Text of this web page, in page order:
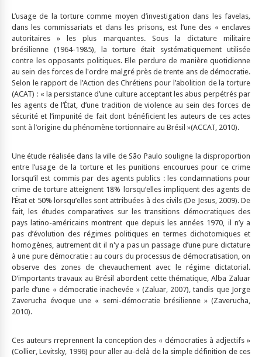
L’usage de la torture comme moyen d’investigation dans les favelas,
dans les commissariats et dans les prisons, est l’une des « enclaves
autoritaires » les plus marquantes. Sous la dictature militaire
brésilienne (1964-1985), la torture était systématiquement utilisée
contre les opposants politiques. Elle perdure de manière quotidienne
au sein des forces de l'ordre malgré près de trente ans de démocratie.
Selon le rapport de l’Action des Chrétiens pour l’abolition de la torture
(ACAT) : « la persistance d’une culture acceptant les abus perpétrés par
les agents de l’État, d’une tradition de violence au sein des forces de
sécurité et l’impunité de fait dont bénéficient les auteurs de ces actes
sont à l’origine du phénomène tortionnaire au Brésil »(ACCAT, 2010).
Une étude réalisée dans la ville de São Paulo souligne la disproportion
entre l’usage de la torture et les punitions encourues pour ce crime
lorsqu’il est commis par des agents publics : les condamnations pour
crime de torture atteignent 18% lorsqu’elles impliquent des agents de
l’État et 50% lorsqu’elles sont attribuées à des civils (De Jesus, 2009). De
fait, les études comparatives sur les transitions démocratiques des
pays latino-américains montrent que depuis les années 1970, il n’y a
pas d’évolution des régimes politiques en termes dichotomiques et
homogènes, autrement dit il n'y a pas un passage d’une pure dictature
à une pure démocratie : au cours du processus de démocratisation, on
observe des zones de chevauchement avec le régime dictatorial.
D’importants travaux au Brésil abordent cette thématique, Alba Zaluar
parle d’une « démocratie inachevée » (Zaluar, 2007), tandis que Jorge
Zaverucha évoque une « semi-démocratie brésilienne » (Zaverucha,
2010).
Ces auteurs rreprennent la conception des « démocraties à adjectifs »
(Collier, Levitsky, 1996) pour aller au-delà de la simple définition de ces